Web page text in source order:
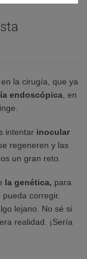
en la cirugía, que ya
endoscópica , en
intentar inocular
regeneren y las
un gran reto.
la genética, para
corregir.
lejano. No sé si
realidad. ¡Sería